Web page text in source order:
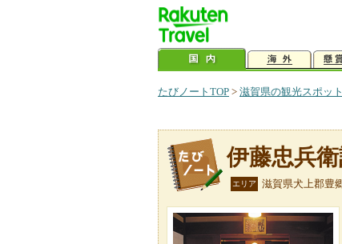
たびノートTOP > 滋賀県の観光スポット
伊藤忠兵
エリア 滋賀県犬上郡豊